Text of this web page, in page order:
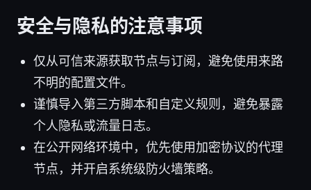
安全与隐私的注意事项
仅从可信来源获取节点与订阅，避免使用来路
不明的配置文件。
谨慎导入第三方脚本和自定义规则，避免暴露
个人隐私或流量日志。
在公开网络环境中，优先使用加密协议的代理
节点，并开启系统级防火墙策略。